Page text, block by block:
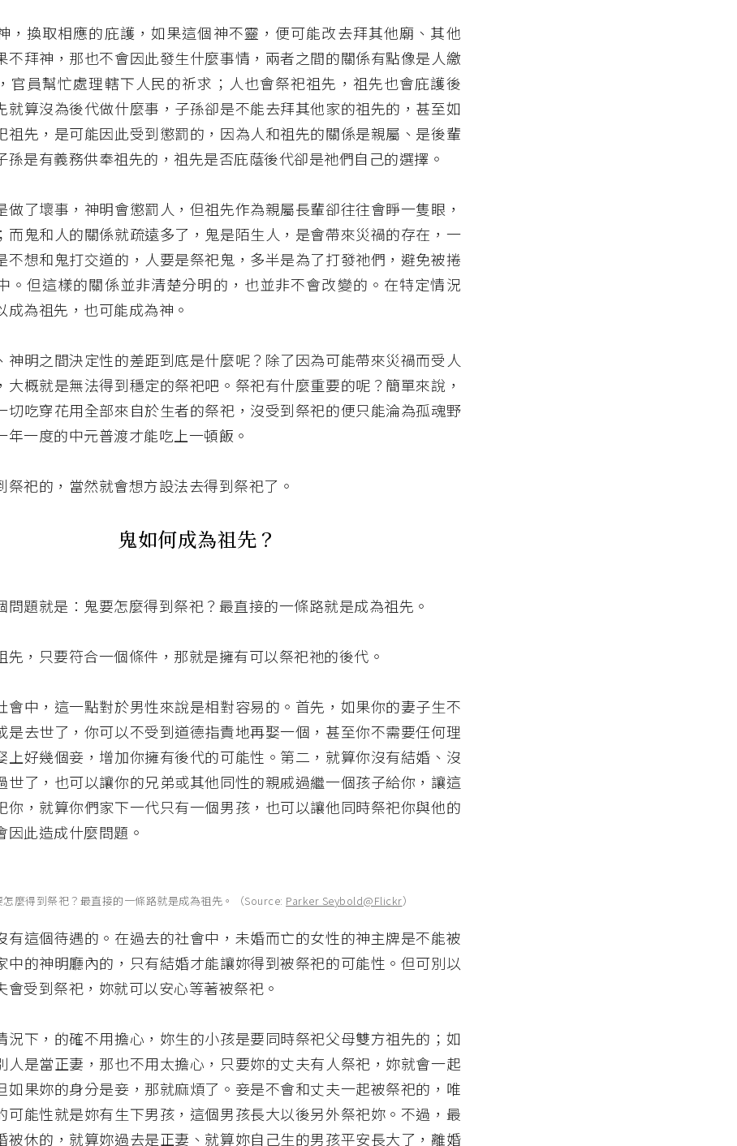
，換取相應的庇護，如果這個神不靈，便可能改去拜其他廟、其他
不拜神，那也不會因此發生什麼事情，兩者之間的關係有點像是人繳
官員幫忙處理轄下人民的祈求；人也會祭祀祖先，祖先也會庇護後
就算沒為後代做什麼事，子孫卻是不能去拜其他家的祖先的，甚至如
祖先，是可能因此受到懲罰的，因為人和祖先的關係是親屬、是後輩
孫是有義務供奉祖先的，祖先是否庇蔭後代卻是祂們自己的選擇。
做了壞事，神明會懲罰人，但祖先作為親屬長輩卻往往會睜一隻眼，
而鬼和人的關係就疏遠多了，鬼是陌生人，是會帶來災禍的存在，一
不想和鬼打交道的，人要是祭祀鬼，多半是為了打發祂們，避免被捲
。但這樣的關係並非清楚分明的，也並非不會改變的。在特定情況
成為祖先，也可能成為神。
神明之間決定性的差距到底是什麼呢？除了因為可能帶來災禍而受人
大概就是無法得到穩定的祭祀吧。祭祀有什麼重要的呢？簡單來說，
切吃穿花用全部來自於生者的祭祀，沒受到祭祀的便只能淪為孤魂野
年一度的中元普渡才能吃上一頓飯。
祭祀的，當然就會想方設法去得到祭祀了。
鬼如何成為祖先？
問題就是：鬼要怎麼得到祭祀？最直接的一條路就是成為祖先。
先，只要符合一個條件，那就是擁有可以祭祀祂的後代。
會中，這一點對於男性來說是相對容易的。首先，如果你的妻子生不
是去世了，你可以不受到道德指責地再娶一個，甚至你不需要任何理
上好幾個妾，增加你擁有後代的可能性。第二，就算你沒有結婚、沒
世了，也可以讓你的兄弟或其他同性的親戚過繼一個孩子給你，讓這
你，就算你們家下一代只有一個男孩，也可以讓他同時祭祀你與他的
因此造成什麼問題。
怎麼得到祭祀？最直接的一條路就是成為祖先。（Source: Parker Seybold@Flickr）
有這個待遇的。在過去的社會中，未婚而亡的女性的神主牌是不能被
中的神明廳內的，只有結婚才能讓妳得到被祭祀的可能性。但可別以
會受到祭祀，妳就可以安心等著被祭祀。
況下，的確不用擔心，妳生的小孩是要同時祭祀父母雙方祖先的；如
人是當正妻，那也不用太擔心，只要妳的丈夫有人祭祀，妳就會一起
如果妳的身分是妾，那就麻煩了。妾是不會和丈夫一起被祭祀的，唯
可能性就是妳有生下男孩，這個男孩長大以後另外祭祀妳。不過，最
被休的，就算妳過去是正妻、就算妳自己生的男孩平安長大了，離婚